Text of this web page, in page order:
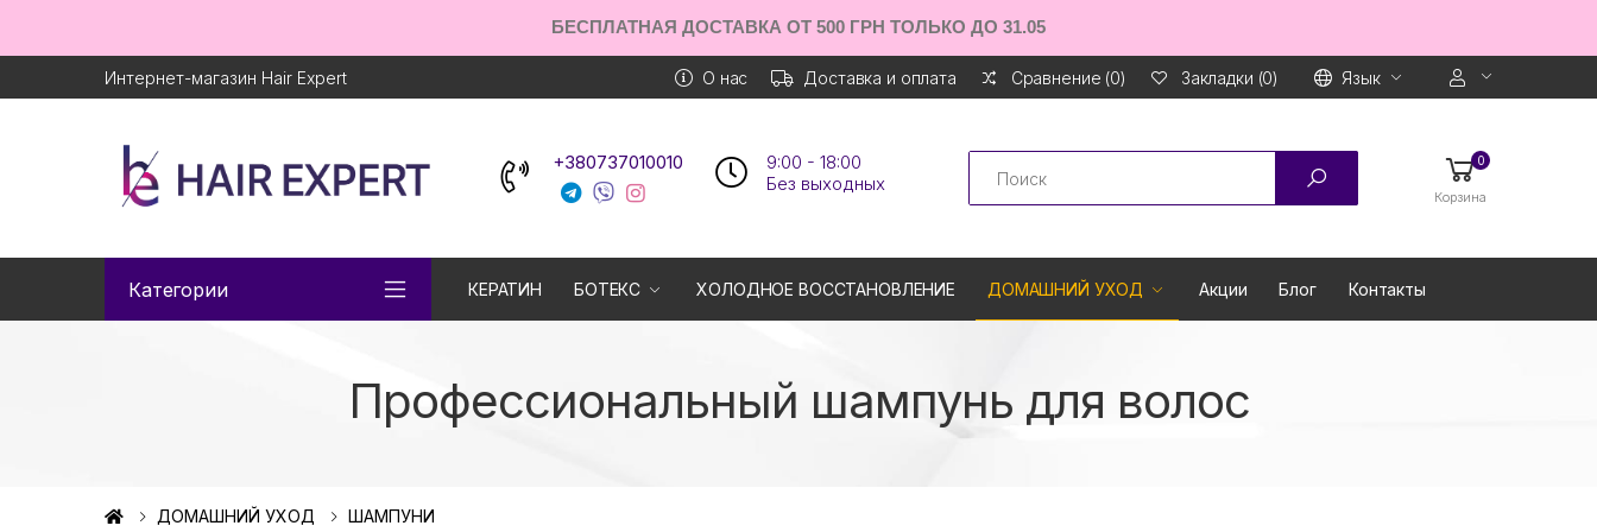
БЕСПЛАТНАЯ ДОСТАВКА ОТ 500 ГРН ТОЛЬКО ДО 31.05
Интернет-магазин Hair Expert О нас Доставка и оплата Сравнение (0) Закладки (0) Язык
+380737010010
9:00 - 18:00
Без выходных
Search 0
Корзина
Категории КЕРАТИН БОТЕКС ХОЛОДНОЕ ВОССТАНОВЛЕНИЕ ДОМАШНИЙ УХОД Акции Блог Контакты
Профессиональный шампунь для волос
ДОМАШНИЙ УХОД ШАМПУНИ